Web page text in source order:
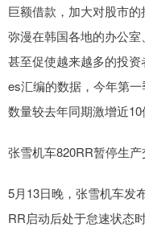
巨额借款，加大对股市
弥漫在韩国各地的办公
甚至促使越来越多的投
es汇编的数据，今年第
数量较去年同期激增近10
张雪机车820RR暂停生
5月13日晚，张雪机车发
RR启动后处于怠速状态